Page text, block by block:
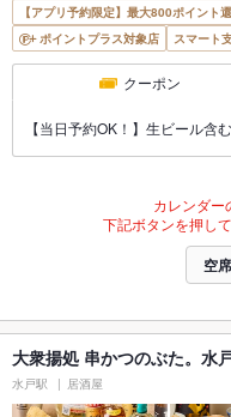
【アプリ予約限定】最大800ポイント
ポイントプラス対象店
スマート
クーポン
【当日予約OK！】生ビール含
カレンダー
下記ボタンを押し
空
大衆揚処 串かつのぶた。水
水戸駅 居酒屋